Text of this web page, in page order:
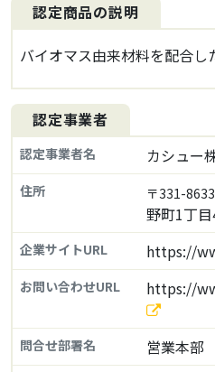
認定商品の説明
バイオマス由来材料を配合し
認定事業者
認定事業者名 カシュー
住所 〒331-8633
野町1丁
企業サイトURL https://
お問い合わせURL https://
問合せ部署名 営業本部